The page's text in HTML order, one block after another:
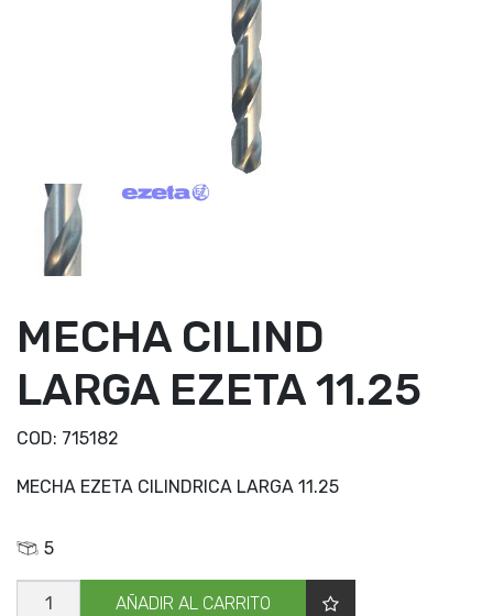
MECHA CILIND
LARGA EZETA 11.25
COD: 715182
MECHA EZETA CILINDRICA LARGA 11.25
5
MECHA
CILIND
AÑADIR AL CARRITO